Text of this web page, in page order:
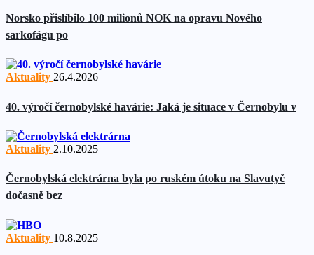
Norsko přislíbilo 100 milionů NOK na opravu Nového
sarkofágu po
Aktuality 26.4.2026
40. výročí černobylské havárie: Jaká je situace v Černobylu v
Aktuality 2.10.2025
Černobylská elektrárna byla po ruském útoku na Slavutyč
dočasně bez
Aktuality 10.8.2025